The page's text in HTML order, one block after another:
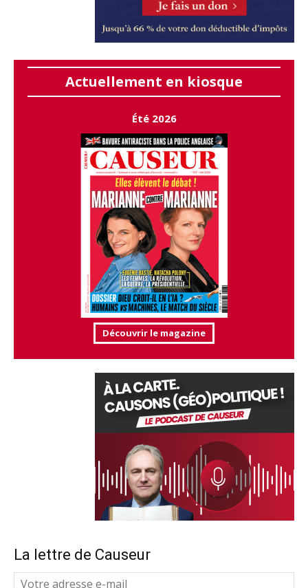
Actuellement en kiosque
Été 2026
Découvrir le magazine
La lettre de Causeur